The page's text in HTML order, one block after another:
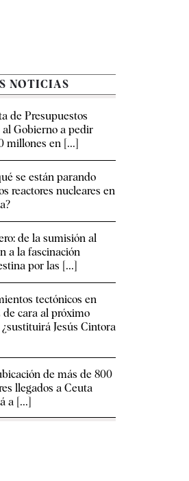
NOTICIAS
de Presupuestos
al Gobierno a pedir
millones en [...]
se están parando
reactores nucleares en
de la sumisión al
a la fascinación
por las [...]
tectónicos en
de cara al próximo
¿sustituirá Jesús Cintora
de más de 800
llegados a Ceuta
a [...]